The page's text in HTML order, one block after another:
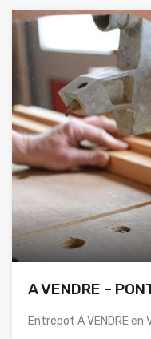
A VENDRE –
Entrepot A VENDRE en